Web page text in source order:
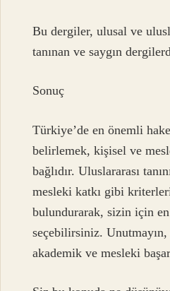
Bu dergiler, ulusal ve
tanınan ve saygın
Sonuç
Türkiye’de en önemli
belirlemek, kişisel ve
bağlıdır. Uluslararası
mesleki katkı gibi
bulundurarak, sizin için
seçebilirsiniz.
akademik ve mesleki